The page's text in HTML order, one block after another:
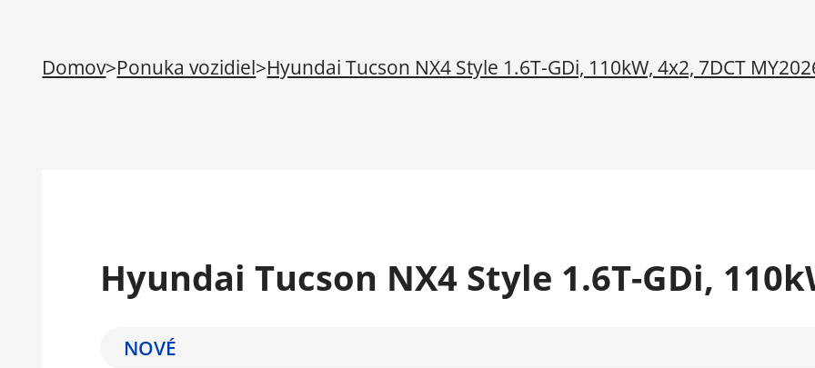
Domov>Ponuka vozidiel>Hyundai Tucson NX4 Style 1.6T-GDi, 110kW, 4x2, 7DCT
Hyundai Tucson NX4 Style 1.6T-GDi,
NOVÉ